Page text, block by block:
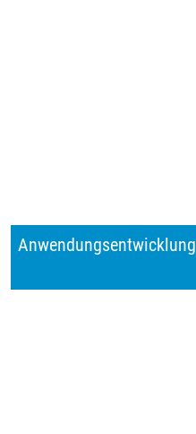
Anwendungsentwicklung